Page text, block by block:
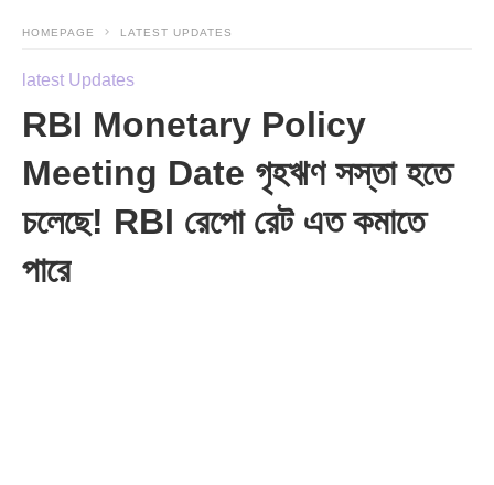
HOMEPAGE LATEST UPDATES
latest Updates
RBI Monetary Policy
Meeting Date গৃহঋণ সস্তা হতে
চলেছে! RBI রেপো রেট এত কমাতে
পারে